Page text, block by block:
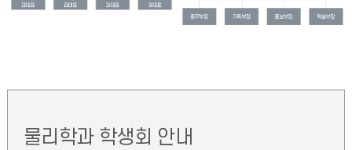
물리학과 학생회 안내